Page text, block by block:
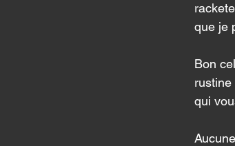
que je
Bon
qui